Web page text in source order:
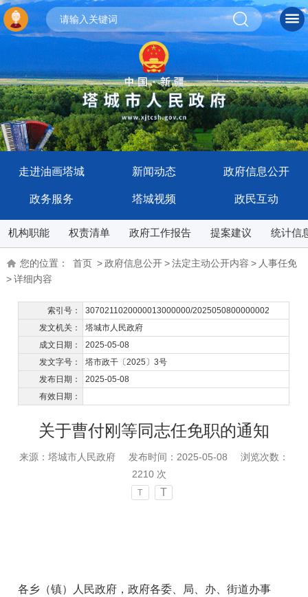
走进油画塔城 新闻动态 政府信息公开
政务服务 塔城视频 政民互动
机构职能 权责清单 政府工作报告 提案建议 统计信
您的位置： 首页 >政府信息公开>法定主动公开内容 > 人事任免
>详细内容
索引号：
3070211020000013000000/2025050800000002
发文机关：
塔城市人民政府
成文日期：
2025-05-08
发文字号：
塔市政干〔2025〕3号
发布日期：
2025-05-08
有效日期：
关于曹付刚等同志任免职的通知
来源：塔城市人民政府 发布时间：2025-05-08
浏览次数：
2210次
T T
各乡（镇）人民政府 ，政府各委、局、办、街道办事